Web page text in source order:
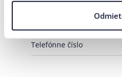
Telefónne číslo